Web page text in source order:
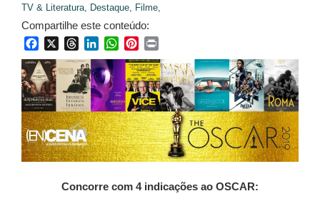
TV & Literatura, Destaque, Filme,
Compartilhe este conteúdo:
FacebookThreadsLinkedInWhatsApp
Pinterest
Concorre com 4 indicações ao OSCAR: